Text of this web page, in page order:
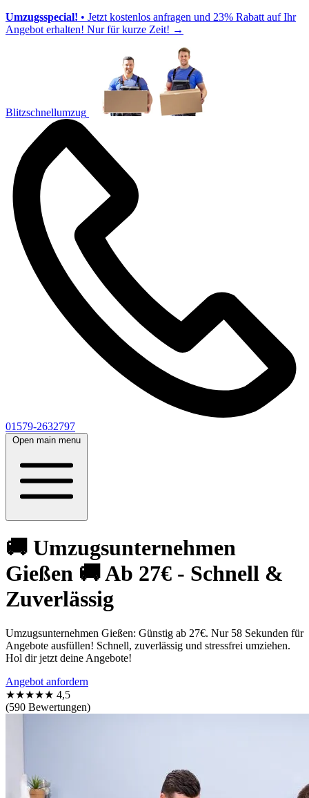
Umzugsspecial! • Jetzt kostenlos anfragen und 23% Rabatt auf Ihr
Angebot erhalten! Nur für kurze Zeit! →
Blitzschnellumzug
01579-2632797
Open main menu
🚚 Umzugsunternehmen
Gießen 🚚 Ab 27€ - Schnell &
Zuverlässig‎
Umzugsunternehmen Gießen: Günstig ab 27€. Nur 58 Sekunden für
Angebote ausfüllen! Schnell, zuverlässig und stressfrei umziehen.
Hol dir jetzt deine Angebote!
Angebot anfordern
★★★★★ 4,5
(590 Bewertungen)